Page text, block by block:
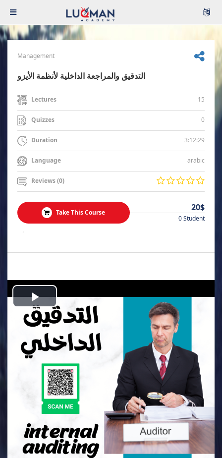
Management
التدقيق والمراجعة الداخلية لأنظمة الأيزو
Lectures 15
Quizzes 0
Duration 3:12:29
Language arabic
Reviews (0)
Take This Course 20$
0 Student
.
Play
Video